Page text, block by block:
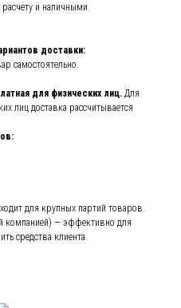
и наличными.
доставки:
самостоятельно.
для физических лиц. Для
лиц доставка рассчитывается
для крупных партий товаров.
компанией) — эффективно для
средства клиента.